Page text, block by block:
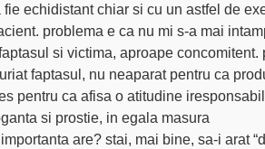
echidistant chiar si cu un astfel de
problema e ca nu mi s-a mai
si victima, aproape concomitent.
faptasul, nu neaparat pentru ca
pentru ca afisa o atitudine
si prostie, in egala masura
are? stai, mai bine, sa-i arat